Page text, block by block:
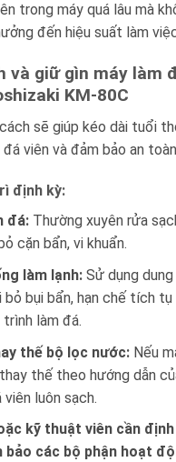
trong máy quá lâu mà
đến hiệu suất làm
và giữ gìn máy làm
KM-80C
sẽ giúp kéo dài tuổi
viên và đảm bảo an
định kỳ:
đá:Thường xuyên rửa
cặn bẩn, vi khuẩn.
làm lạnh:Sử dụng dung
bỏ bụi bẩn, hạn chế tích tụ
làm đá.
thế bộ lọc nước:Nếu
thế theo hướng dẫn
luôn sạch.
kỹ thuật viên cần
các bộ phận hoạt